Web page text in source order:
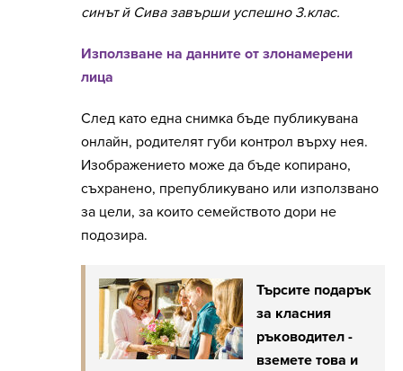
синът й Сива завърши успешно 3.клас.
Използване на данните от злонамерени
лица
След като една снимка бъде публикувана
онлайн, родителят губи контрол върху нея.
Изображението може да бъде копирано,
съхранено, препубликувано или използвано
за цели, за които семейството дори не
подозира.
Търсите подарък
за класния
ръководител -
вземете това и